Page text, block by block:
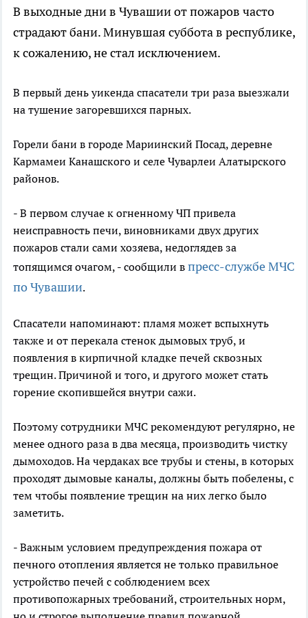
В выходные дни в Чувашии от пожаров часто
страдают бани. Минувшая суббота в республике,
к сожалению, не стал исключением.
В первый день уикенда спасатели три раза выезжали
на тушение загоревшихся парных.
Горели бани в городе Мариинский Посад, деревне
Кармамеи Канашского и селе Чуварлеи Алатырского
районов.
- В первом случае к огненному ЧП привела
неисправность печи, виновниками двух других
пожаров стали сами хозяева, недоглядев за
топящимся очагом, - сообщили в пресс-службе МЧС
по Чувашии.
Спасатели напоминают: пламя может вспыхнуть
также и от перекала стенок дымовых труб, и
появления в кирпичной кладке печей сквозных
трещин. Причиной и того, и другого может стать
горение скопившейся внутри сажи.
Поэтому сотрудники МЧС рекомендуют регулярно, не
менее одного раза в два месяца, производить чистку
дымоходов. На чердаках все трубы и стены, в которых
проходят дымовые каналы, должны быть побелены, с
тем чтобы появление трещин на них легко было
заметить.
- Важным условием предупреждения пожара от
печного отопления является не только правильное
устройство печей с соблюдением всех
противопожарных требований, строительных норм,